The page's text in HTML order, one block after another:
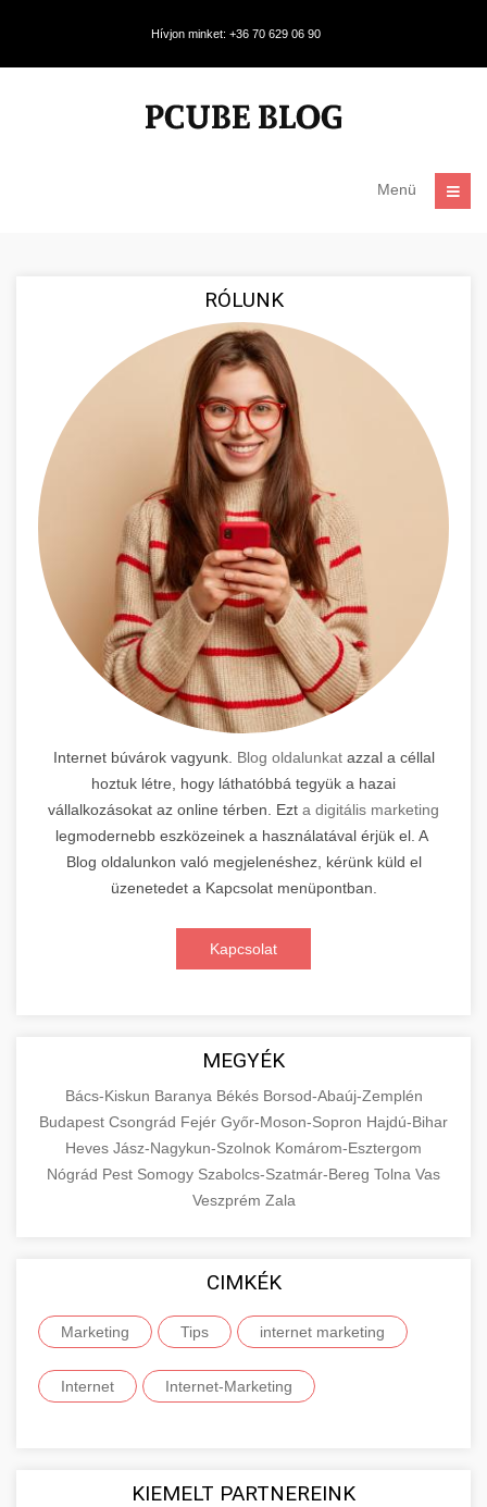
Hívjon minket: +36 70 629 06 90
Menü
RÓLUNK
Internet búvárok vagyunk. Blog oldalunkatazzal a céllal
hoztuk létre, hogy láthatóbbá tegyük a hazai
vállalkozásokat az online térben. Ezt a digitális marketing
legmodernebb eszközeinek a használatával érjük el. A
Blog oldalunkon való megjelenéshez, kérünk küld el
üzenetedet a Kapcsolat menüpontban.
Kapcsolat
MEGYÉK
Bács-Kiskun Baranya Békés Borsod-Abaúj-Zemplén
Budapest Csongrád Fejér Győr-Moson-Sopron Hajdú-Bihar
Heves Jász-Nagykun-Szolnok Komárom-Esztergom
Nógrád Pest Somogy Szabolcs-Szatmár-Bereg Tolna Vas
Veszprém Zala
CIMKÉK
Marketing Tips internet marketing
Internet Internet-Marketing
KIEMELT PARTNEREINK